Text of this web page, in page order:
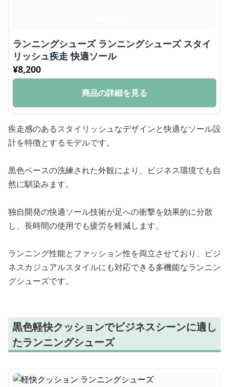
ランニングシューズ ランニングシューズ スタイ
リッシュ疾走 快適ソール
¥8,200
商品の詳細を見る
疾走感のあるスタイリッシュなデザインと快適なソール設
計を特徴とするモデルです。
黒色ベースの洗練された外観により、ビジネス環境でも自
然に馴染みます。
独自開発の快適ソール技術が足への衝撃を効果的に分散
し、長時間の使用でも疲労を軽減します。
ランニング性能とファッション性を両立させており、ビジ
ネスカジュアルスタイルにも対応できる多機能なランニン
グシューズです。
黒色軽快クッションでビジネスシーンに適し
たランニングシューズ